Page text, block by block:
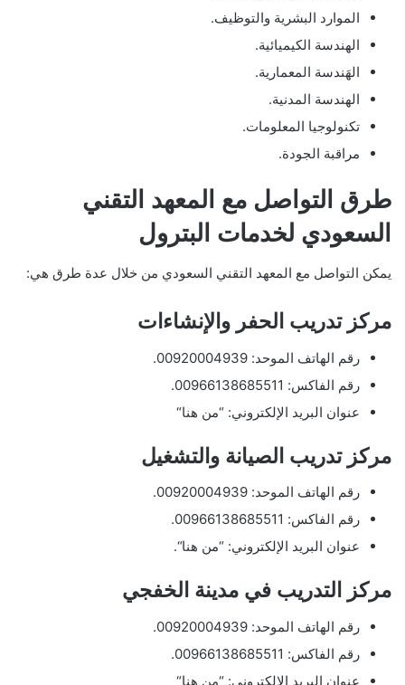
الموارد البشرية والتوظيف.
الهندسة الكيميائية.
الهَندسة المعمارية.
الهندسة المدنية.
تكنولوجيا المعلومات.
مراقبة الجودة.
طرق التواصل مع المعهد التقني
السعودي لخدمات البترول
يمكن التواصل مع المعهد التقني السعودي من خلال عدة طرق هي:
مركز تدريب الحفر والإنشاءات
رقم الهاتف الموحد: 00920004939.
رقم الفاكس: 00966138685511.
عنوان البريد الإلكتروني: “من هنا“
مركز تدريب الصيانة والتشغيل
رقم الهاتف الموحد: 00920004939.
رقم الفاكس: 00966138685511.
عنوان البريد الإلكتروني: “من هنا“.
مركز التدريب في مدينة الخفجي
رقم الهاتف الموحد: 00920004939.
رقم الفاكس: 00966138685511.
عنوان البريد الإلكتروني: “من هنا“